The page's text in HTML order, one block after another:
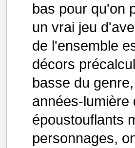
bas pour qu'on
un vrai jeu
de l'ensemble
décors
basse du
années-
époustouflants
personnages,